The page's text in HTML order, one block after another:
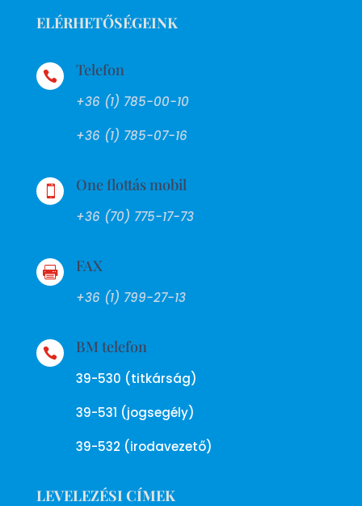
ELÉRHETŐSÉGEINK
 Telefon
+36 (1) 785-00-10
+36 (1) 785-07-16
 One flottás mobil
+36 (70) 775-17-73
 FAX
+36 (1) 799-27-13
 BM telefon
39-530 (titkárság)
39-531 (jogsegély)
39-532 (irodavezető)
LEVELEZÉSI CÍMEK